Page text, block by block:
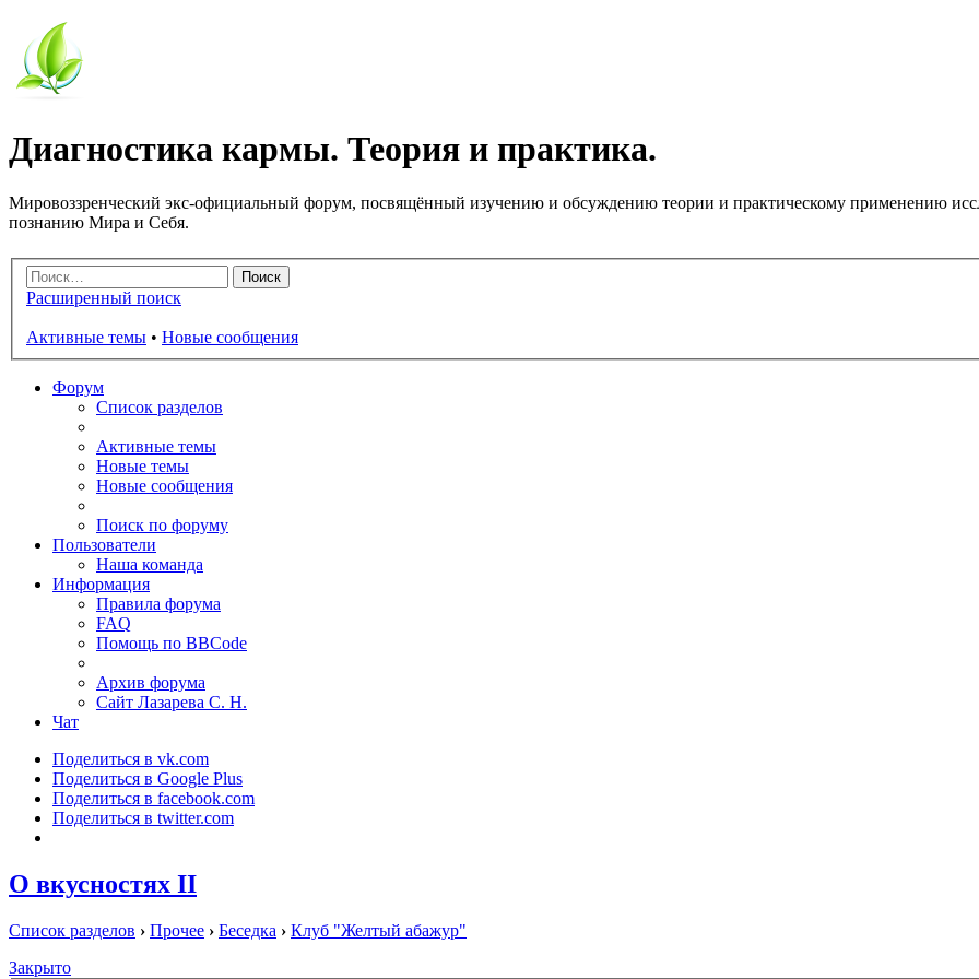
Диагностика кармы. Теория и практика.
Мировоззренческий экс-официальный форум, посвящённый изучению и обсуждению теории и практическому применению
познанию Мира и Себя.
Расширенный поиск
Активные темы • Новые сообщения
Форум
Список разделов
Активные темы
Новые темы
Новые сообщения
Поиск по форуму
Пользователи
Наша команда
Информация
Правила форума
FAQ
Помощь по BBCode
Архив форума
Сайт Лазарева С. Н.
Чат
Поделиться в vk.com
Поделиться в Google Plus
Поделиться в facebook.com
Поделиться в twitter.com
О вкусностях II
Список разделов › Прочее › Беседка › Клуб "Желтый абажур"
Закрыто